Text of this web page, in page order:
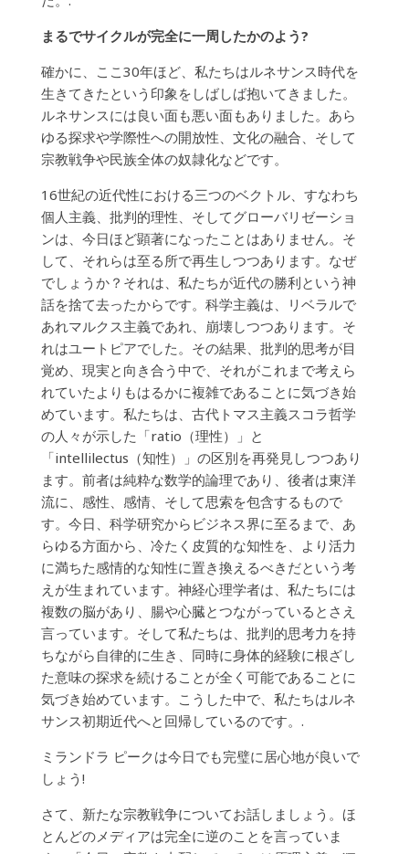
まるでサイクルが完全に一周したかのよう?
確かに、ここ30年ほど、私たちはルネサンス時代を
生きてきたという印象をしばしば抱いてきました。
ルネサンスには良い面も悪い面もありました。あら
ゆる探求や学際性への開放性、文化の融合、そして
宗教戦争や民族全体の奴隷化などです。
16世紀の近代性における三つのベクトル、すなわち
個人主義、批判的理性、そしてグローバリゼーショ
ンは、今日ほど顕著になったことはありません。そ
して、それらは至る所で再生しつつあります。なぜ
でしょうか？それは、私たちが近代の勝利という神
話を捨て去ったからです。科学主義は、リベラルで
あれマルクス主義であれ、崩壊しつつあります。そ
れはユートピアでした。その結果、批判的思考が目
覚め、現実と向き合う中で、それがこれまで考えら
れていたよりもはるかに複雑であることに気づき始
めています。私たちは、古代トマス主義スコラ哲学
の人々が示した「ratio（理性）」と
「intellilectus（知性）」の区別を再発見しつつあり
ます。前者は純粋な数学的論理であり、後者は東洋
流に、感性、感情、そして思索を包含するもので
す。今日、科学研究からビジネス界に至るまで、あ
らゆる方面から、冷たく皮質的な知性を、より活力
に満ちた感情的な知性に置き換えるべきだという考
えが生まれています。神経心理学者は、私たちには
複数の脳があり、腸や心臓とつながっているとさえ
言っています。そして私たちは、批判的思考力を持
ちながら自律的に生き、同時に身体的経験に根ざし
た意味の探求を続けることが全く可能であることに
気づき始めています。こうした中で、私たちはルネ
サンス初期近代へと回帰しているのです。.
ミランドラ ピークは今日でも完璧に居心地が良いで
しょう!
さて、新たな宗教戦争についてお話しましょう。ほ
とんどのメディアは完全に逆のことを言っていま